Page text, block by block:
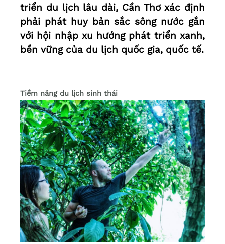
triển du lịch lâu dài, Cần Thơ xác định
phải phát huy bản sắc sông nước gắn
với hội nhập xu hướng phát triển xanh,
bền vững của du lịch quốc gia, quốc tế.
Tiềm năng du lịch sinh thái